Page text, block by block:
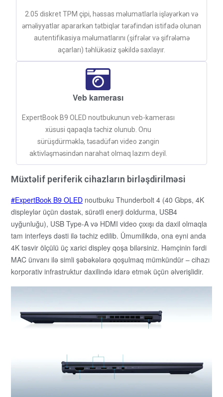
2.05 diskret TPM çipi, həssas məlumatlarla işləyərkən və
əməliyyatlar apararkən tətbiqlər tərəfindən istifadə olunan
autentifikasiya məlumatlarını (şifrələr və şifrələmə
açarları) təhlükəsiz şəkildə saxlayır.
Veb kamerası
ExpertBook B9 OLED noutbukunun veb-kamerası
xüsusi qapaqla təchiz olunub. Onu
sürüşdürməklə, təsadüfən video zəngin
aktivləşməsindən narahat olmaq lazım deyil.
Müxtəlif periferik cihazların birləşdirilməsi
ExpertBook B9 OLED noutbuku Thunderbolt 4 (40 Gbps, 4K
displeylər üçün dəstək, sürətli enerji doldurma, USB4
uyğunluğu), USB Type-A və HDMI video çıxışı da daxil olmaqla
tam interfeys dəsti ilə təchiz edilib. Ümumilikdə, ona eyni anda
4K təsvir ölçülü üç xarici displey qoşa bilərsiniz. Həmçinin fərdi
MAC ünvanı ilə simli şəbəkələrə qoşulmaq mümkündür – cihazı
korporativ infrastruktur daxilində idarə etmək üçün əlverişlidir.